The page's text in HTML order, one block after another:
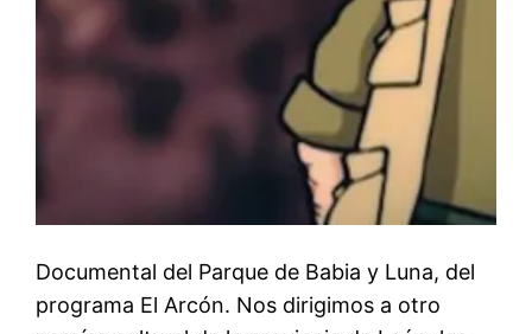
Documental del Parque de Babia y Luna, del
programa El Arcón. Nos dirigimos a otro